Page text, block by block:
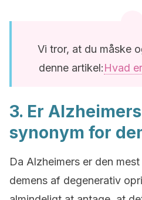
Vi tror, at du måske
denne artikel:Hvad
3. Er
synonym for
Da Alzheimers er den
demens af degenerativ